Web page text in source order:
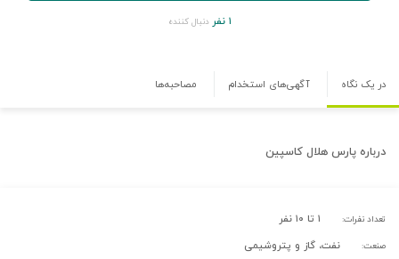
۱ نفر دنبال کننده
در یک نگاه آگهی‌های استخدام مصاحبه‌ها
درباره پارس هلال کاسپین
تعداد نفرات: ۱ تا ۱۰ نفر
صنعت: نفت، گاز و پتروشیمی